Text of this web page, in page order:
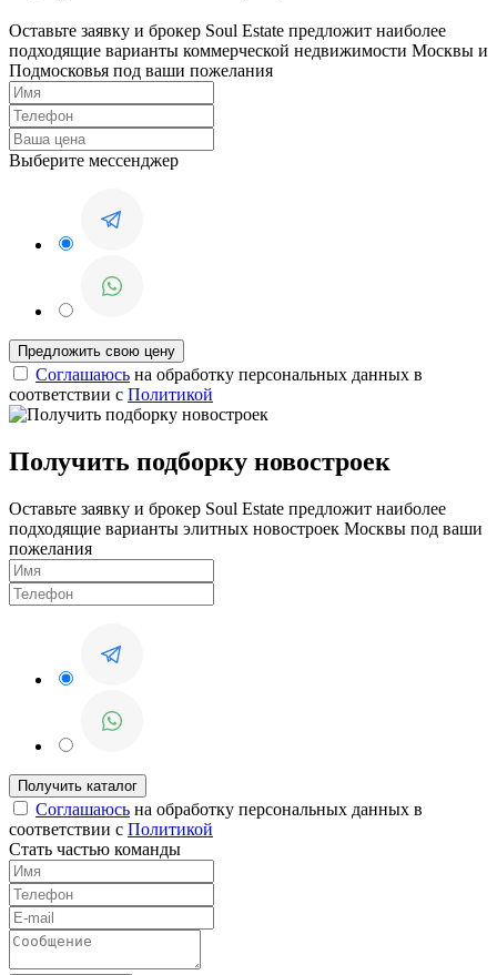
Оставьте заявку и брокер Soul Estate предложит наиболее
подходящие варианты коммерческой недвижимости Москвы и
Подмосковья под ваши пожелания
Выберите мессенджер
Соглашаюсь на обработку персональных данных в
соответствии с Политикой
Получить подборку новостроек
Оставьте заявку и брокер Soul Estate предложит наиболее
подходящие варианты элитных новостроек Москвы под ваши
пожелания
Соглашаюсь на обработку персональных данных в
соответствии с Политикой
Стать частью команды